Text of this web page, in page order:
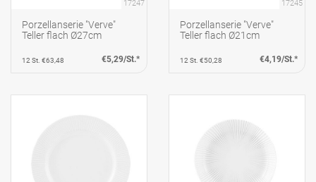
17247
Porzellanserie "Verve"
Teller flach Ø27cm
12 St. €63,48 €5,29/St.*
17245
Porzellanserie "Verve"
Teller flach Ø21cm
12 St. €50,28 €4,19/St.*